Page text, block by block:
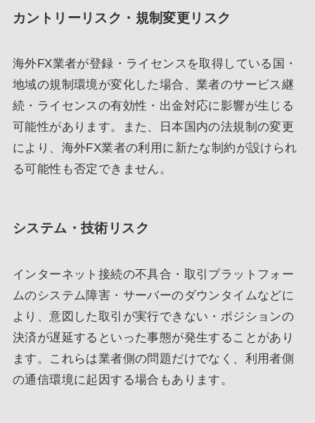
カントリーリスク・規制変更リスク
海外FX業者が登録・ライセンスを取得している国・
地域の規制環境が変化した場合、業者のサービス継
続・ライセンスの有効性・出金対応に影響が生じる
可能性があります。また、日本国内の法規制の変更
により、海外FX業者の利用に新たな制約が設けられ
る可能性も否定できません。
システム・技術リスク
インターネット接続の不具合・取引プラットフォー
ムのシステム障害・サーバーのダウンタイムなどに
より、意図した取引が実行できない・ポジションの
決済が遅延するといった事態が発生することがあり
ます。これらは業者側の問題だけでなく、利用者側
の通信環境に起因する場合もあります。